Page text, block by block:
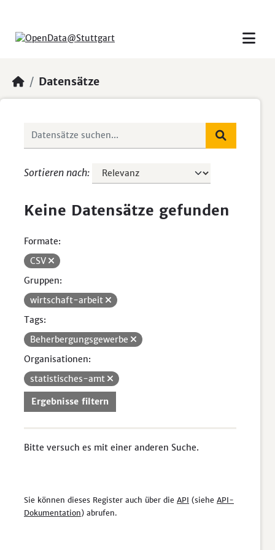
Datensätze
Sortieren nach
Keine Datensätze gefunden
Formate:
CSV
Gruppen:
wirtschaft-arbeit
Tags:
Beherbergungsgewerbe
Organisationen:
statistisches-amt
Ergebnisse filtern
Bitte versuch es mit einer anderen Suche.
Sie können dieses Register auch über die API (siehe API-
Dokumentation) abrufen.